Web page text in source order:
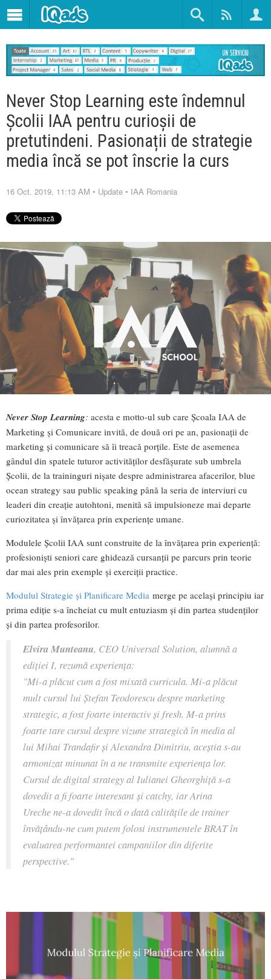
Never Stop Learning este îndemnul
Școlii IAA pentru curioșii de
pretutindeni. Pasionații de strategie
media încă se pot înscrie la curs
16 Oct. 2019, 11:13 AM • Update • IAA Romania
Never Stop Learning: acesta e motto-ul sub care Școala IAA de
Marketing și Comunicare invită, de două ori pe an, pasionații de
marketing și comunicare să îi treacă porțile. Este de asemenea
gândul din spatele tuturor activităților desfășurate sub umbrela
Școlii, de la traininguri nișate despre administrarea afacerilor, blue
ocean strategy sau public speaking până la seria de interviuri cu
leaderi din creație autohtoni, menită să impulsioneze mai departe
curiozitatea și învățarea prin experiențe umane.
Modulele Școlii IAA sunt construite de la învățarea prin experiență:
profesioniști seniori care ghidează cursanții pe parcurs prin teorie
dar mai ales prin exemple și exerciții practice.
Modulul Strategie și Planificare Media merge pe același principiu iar
prima ediție s-a încheiat cu mult entuziasm și din partea studenților
și din partea profesorilor.
Elvira Munteanu, CEO Universal Solution, alumnă a
ediției I, rezumă experiența:
"Mi-a plăcut cum a fost mixată curricula. Mi-a plăcut
mult cursul lui Ștefan Teodorescu despre marketing
strategic, a fost foarte interactiv și fresh. M-a prins
foarte tare cursul despre vizune strategică în media al
lui Mihai Trandafir și Alexandra Dimitriu, aceștia s-au
armonizat minunat în a ne transmite experiența lor.
Cursul de digital strategy al Iulianei Gheorghiță s-a
dovedit a fi foarte interesant și catchy, iar Arina
Ureche ne-a dovedit încă o dată calitățile de trainer
învățându-ne cum putem folosi instrumentele BRAT în
evaluarea performantei campaniilor din diferite
perspective."